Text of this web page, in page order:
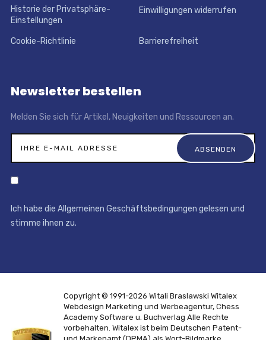
Historie der Privatsphäre-
Einstellungen
Einwilligungen widerrufen
Cookie-Richtlinie Barrierefreiheit
Newsletter bestellen
Melden Sie sich für Artikel, Neuigkeiten und Ressourcen an.
Ich habe die Allgemeinen Geschäftsbedingungen gelesen und
stimme ihnen zu.
Copyright © 1991-2026 Witali Braslawski Witalex
Webdesign Marketing und Werbeagentur, Chess
Academy Software u. Buchverlag Alle Rechte
vorbehalten. Witalex ist beim Deutschen Patent-